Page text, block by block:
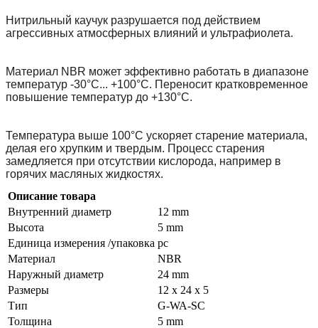
Нитрильный каучук разрушается под действием
агрессивных атмосферных влияний и ультрафиолета.
Материал NBR может эффективно работать в диапазоне
температур -30°С... +100°С. Переносит кратковременное
повышение температур до +130°С.
Температура выше 100°С ускоряет старение материала,
делая его хрупким и твердым. Процесс старения
замедляется при отсутствии кислорода, например в
горячих масляных жидкостях.
Описание товара
Внутренний диаметр
12 mm
Высота
5 mm
Единица измерения /упаковка pc
Материал
NBR
Наружный диаметр
24 mm
Размеры
12 x 24 x 5
Тип
G-WA-SC
Толщина
5 mm